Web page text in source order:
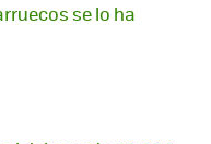
se lo ha